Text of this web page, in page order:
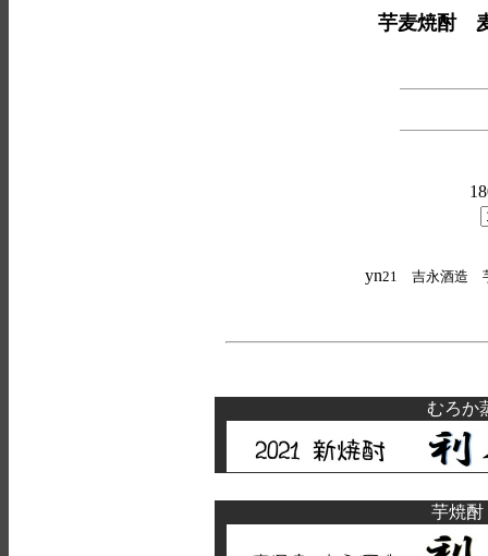
芋麦焼酎麦
yn21 吉永酒造
むろか
芋焼